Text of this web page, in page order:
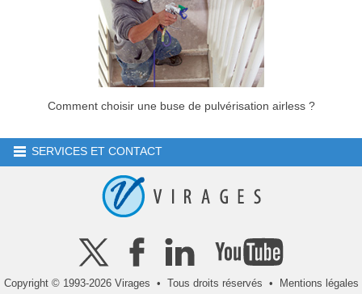
Comment choisir une buse de pulvérisation airless ?
SERVICES ET CONTACT
Copyright © 1993-2026 Virages • Tous droits réservés • Mentions légales